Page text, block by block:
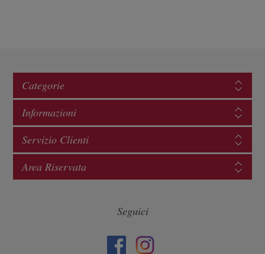
Categorie
Informazioni
Servizio Clienti
Area Riservata
Seguici